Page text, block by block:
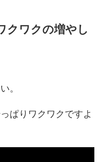
ワクの増やし
。
ぱりワクワクですよ